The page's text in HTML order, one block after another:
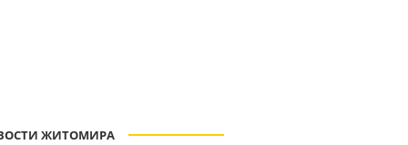
ЖИТОМИРА